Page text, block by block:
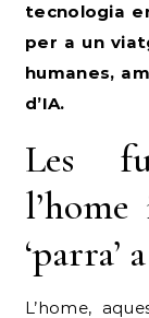
tecnologia
per a un
humanes,
d’IA.
Les
L’home,